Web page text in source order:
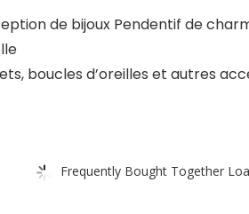
de bijoux Pendentif de
boucles d’oreilles et autres
Frequently Bought Together